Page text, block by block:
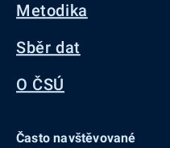
Metodika
Sběr dat
O ČSÚ
Často navštěvované